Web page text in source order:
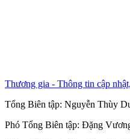
Thương gia - Thông tin cập
Tổng Biên tập: Nguyễn Thùy
Phó Tổng Biên tập: Đặng